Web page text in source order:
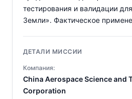
тестирования и валидации
Земли». Фактическое
ДЕТАЛИ МИССИИ
Компания:
China Aerospace Science and
Corporation